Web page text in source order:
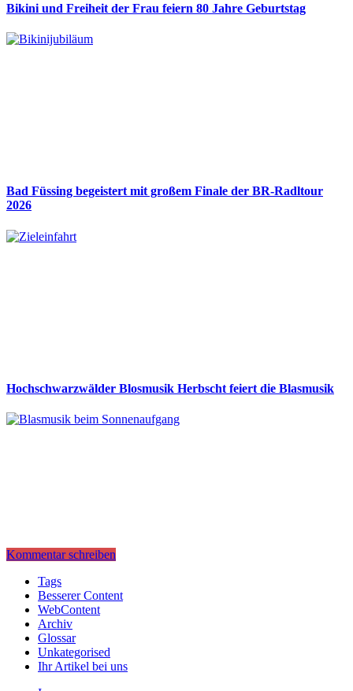
Bikini und Freiheit der Frau feiern 80 Jahre Geburtstag
Bad Füssing begeistert mit großem Finale der BR-Radltour
2026
Hochschwarzwälder Blosmusik Herbscht feiert die Blasmusik
Kommentar schreiben
Tags
Besserer Content
WebContent
Archiv
Glossar
Unkategorised
Ihr Artikel bei uns